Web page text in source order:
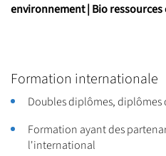
environnement | Bio
Formation internationale
Doubles diplômes, diplômes
Formation ayant des
l'international